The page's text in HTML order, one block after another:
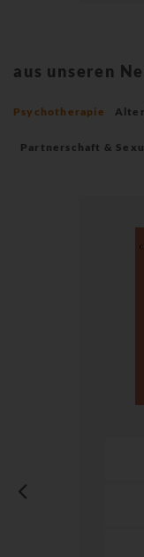
aus unseren
Psychotherapie
Partnerschaft &